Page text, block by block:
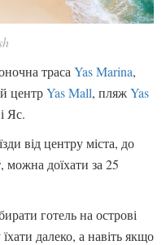
траса Yas Marina,
центрYas Mall, пляжYas
Яс.
від центру міста, до
можна доїхати за 25
готель на острові
далеко, а навіть якщо